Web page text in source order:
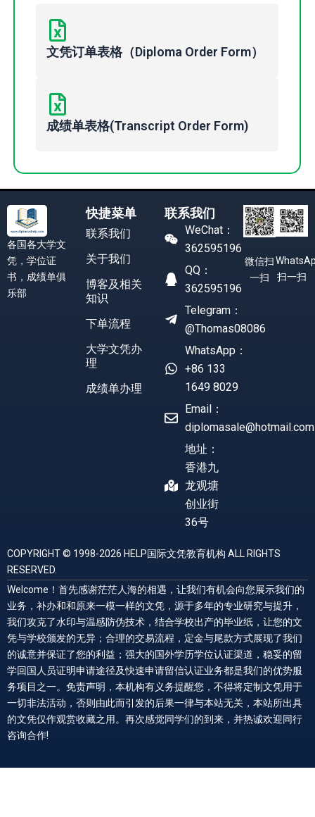
文凭订单表格（Diploma Order Form）
成绩单表格(Transcript Order Form)
各国各大学文
凭，学位证
书，成绩单俱
乐部
快捷菜单
联系我们
关于我们
博客及相关
知识
下单流程
大学文凭办
理
成绩单办理
联系我们
WeChat：
362595196
QQ：
362595196
Telegram：
@Thomas08086
WhatsApp：
+86 133
1649 8029
Email：
diplomasale@hotmail.com
地址：
香港九
龙观塘
创业街
36号
微信扫
一扫
扫一扫
COPYRIGHT © 1998-2026 HELP国际文凭教育机构 ALL RIGHTS
RESERVED.
Welcome！首先感谢茫茫人海的相遇，让我们有机会向您展示我们的
业务，补办和和原来一模一样的文凭，源于多年的专业研究与提升，
我们攻克了水印与温感防伪技术，结合学校出产的毕业纸，让您的文
凭与学校颁发的无异；合理的交易流程，定金与尾款方式展现了我们
的诚意并保证了您的利益；强大的国外学历学位认证渠道，稳妥的留
学回国人员证明申请途径及快速申请留信认证业务都是我们的优势服
务项目之一。免责声明，本机构有义务提醒您，不得将定制文凭用于
一切非法活动，否则由此而引发的后果一律与本站无关，本站所出具
的文凭仅作观赏收藏之用。再次感觉同学们的到来，并热诚欢迎同行
咨询合作!